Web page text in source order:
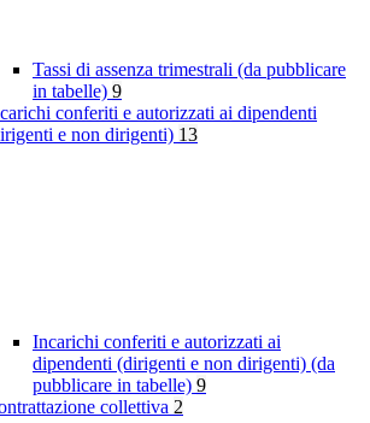
Tassi di assenza trimestrali (da pubblicare
in tabelle) 9
conferiti e autorizzati ai dipendenti
e non dirigenti) 13
Incarichi conferiti e autorizzati ai
dipendenti (dirigenti e non dirigenti) (da
pubblicare in tabelle) 9
collettiva 2